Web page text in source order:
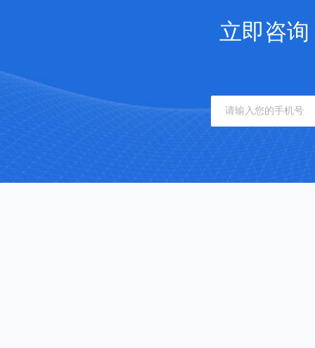
立即咨